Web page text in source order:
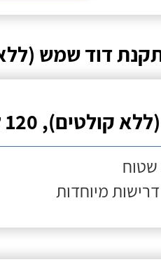
דוד שמש
120 ליטר
שטוח
מיוחדות